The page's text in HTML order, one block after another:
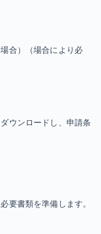
合）
（場合により必
ウンロードし、申請条
要書類を準備します。